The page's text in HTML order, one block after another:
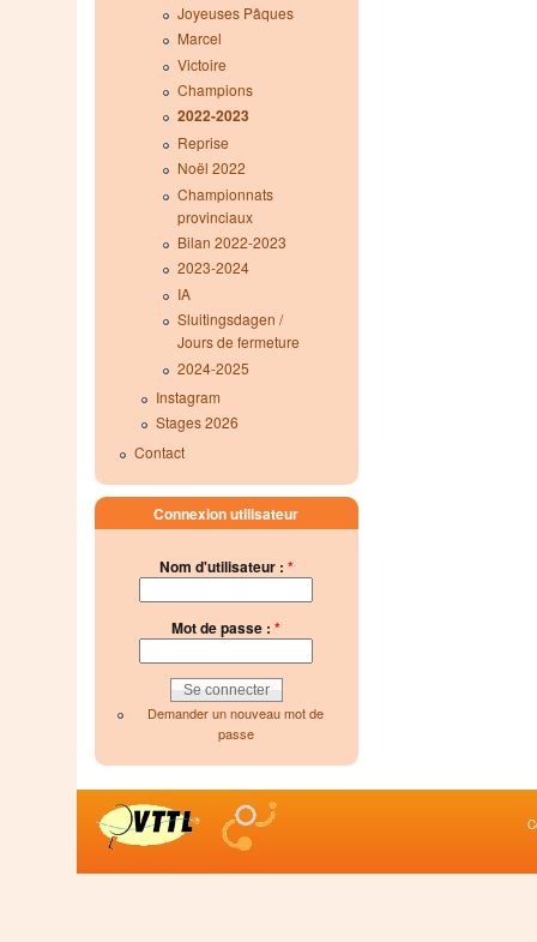
Joyeuses Pâques
Marcel
Victoire
Champions
2022-2023
Reprise
Noël 2022
Championnats
provinciaux
Bilan 2022-2023
2023-2024
IA
Sluitingsdagen /
Jours de fermeture
2024-2025
Instagram
Stages 2026
Contact
Connexion utilisateur
Nom d'utilisateur : *
Mot de passe :*
Demander un nouveau mot de
passe